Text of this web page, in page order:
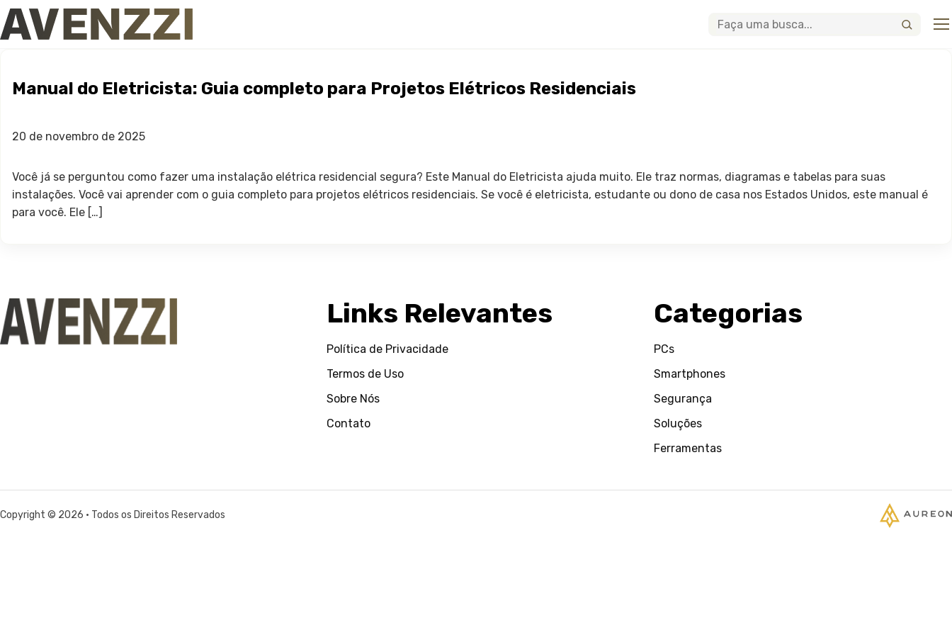
Buscar
Manual do Eletricista: Guia completo para Projetos Elétricos Residenciais
20 de novembro de 2025
Você já se perguntou como fazer uma instalação elétrica residencial segura? Este Manual do Eletricista ajuda muito. Ele traz normas, diagramas e tabelas para suas
instalações. Você vai aprender com o guia completo para projetos elétricos residenciais. Se você é eletricista, estudante ou dono de casa nos Estados Unidos, este manual é
para você. Ele […]
Links Relevantes
Política de Privacidade
Termos de Uso
Sobre Nós
Contato
Categorias
PCs
Smartphones
Segurança
Soluções
Ferramentas
Copyright © 2026 • Todos os Direitos Reservados